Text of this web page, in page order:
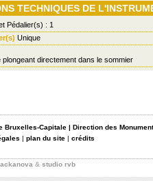
TECHNIQUES DE
Pédalier(s) : 1
Unique
plongeant directement dans le sommier
Bruxelles-Capitale | Direction des
| plan du site | crédits
& studio rvb